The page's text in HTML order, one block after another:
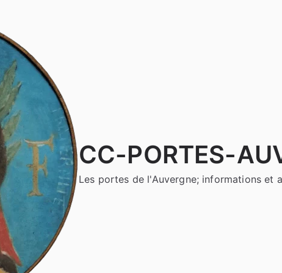
CC-PORTES-
Les portes de l'Auvergne; informations et